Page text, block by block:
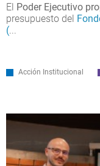
El Poder Ejecutivo
presupuesto del
(...
Acción Institucional